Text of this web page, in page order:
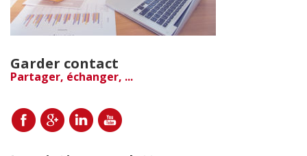
Garder contact
Partager, échanger, ...